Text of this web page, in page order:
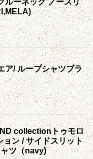
ア/ ループシャツブラ
collectionトゥモロ
ョン / サイドスリット
ツ（navy)